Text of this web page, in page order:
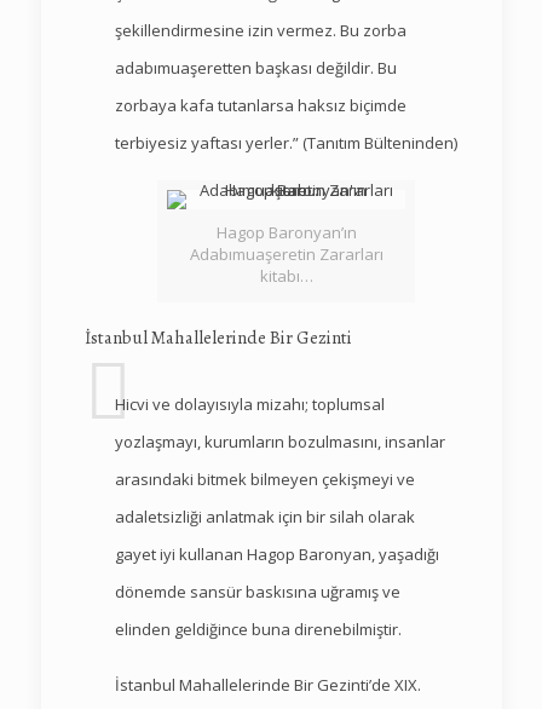
şekillendirmesine izin vermez. Bu zorba
adabımuaşeretten başkası değildir. Bu
zorbaya kafa tutanlarsa haksız biçimde
terbiyesiz yaftası yerler.” (Tanıtım Bülteninden)
Hagop Baronyan’ın
Adabımuaşeretin Zararları
kitabı…
İstanbul Mahallelerinde Bir Gezinti
Hicvi ve dolayısıyla mizahı; toplumsal
yozlaşmayı, kurumların bozulmasını, insanlar
arasındaki bitmek bilmeyen çekişmeyi ve
adaletsizliği anlatmak için bir silah olarak
gayet iyi kullanan Hagop Baronyan, yaşadığı
dönemde sansür baskısına uğramış ve
elinden geldiğince buna direnebilmiştir.
İstanbul Mahallelerinde Bir Gezinti’de XIX.